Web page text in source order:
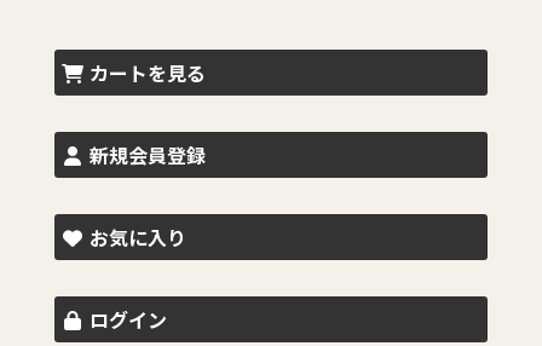
カートを見る
新規会員登録
お気に入り
ログイン